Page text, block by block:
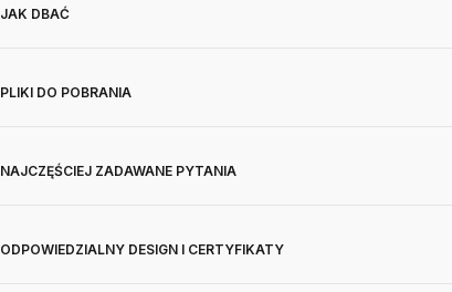
JAK DBAĆ
PLIKI DO POBRANIA
NAJCZĘŚCIEJ ZADAWANE PYTANIA
ODPOWIEDZIALNY DESIGN I CERTYFIKATY